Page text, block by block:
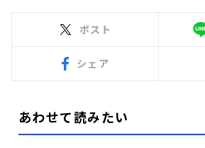
ポスト
シェア
あわせて読みたい